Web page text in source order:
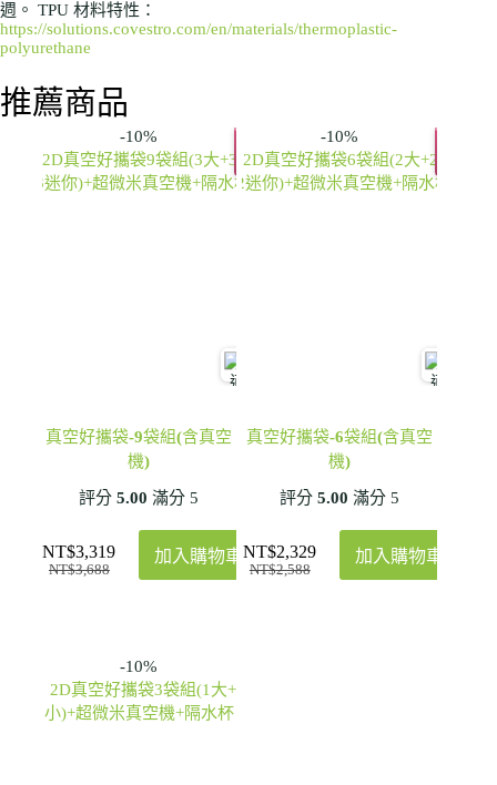
週。 TPU 材料特性：
https://solutions.covestro.com/en/materials/thermoplastic-
polyurethane
推薦商品
-10%
薦
真空好攜袋-9袋組(含真空
機)
評分5.00 滿分 5
NT$3,688
NT$3,319 加入購物車
-10%
真空好攜袋-6袋組(含真空
機)
評分5.00 滿分 5
NT$2,588
NT$2,329 加入購物車
-10%